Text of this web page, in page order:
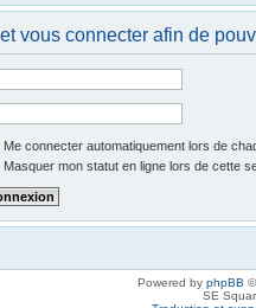
vous connecter afin de
Me connecter automatiquement lors de
Masquer mon statut en ligne lors de cette
Powered by phpBB
SE